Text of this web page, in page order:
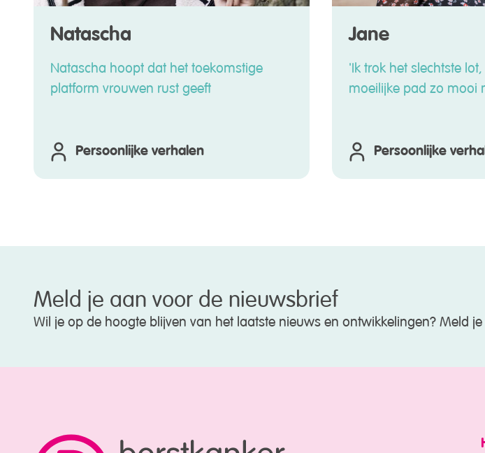
Natascha
Natascha hoopt dat het toekomstige
platform vrouwen rust geeft
Persoonlijke verhalen
Jane
'Ik trok het slechtste
moeilijke pad zo mooi
Persoonlijke
Meld je aan voor de nieuwsbrief
Wil je op de hoogte blijven van het laatste nieuws en ontwikkelingen? Meld